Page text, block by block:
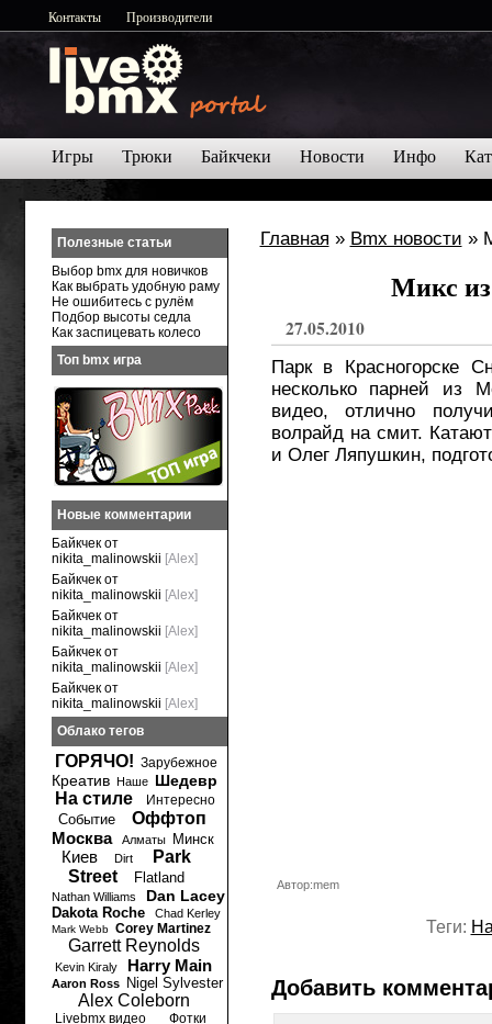
Контакты Производители
Игры Трюки Байкчеки Новости Инфо
Главная » Bmx новости »
Микс
27.05.2010
Парк в Красногорске
несколько парней из
видео, отлично
волрайд на смит.
и Олег Ляпушкин,
Автор:mem
Теги:
Добавить
Полезные статьи
Выбор bmx для новичков
Как выбрать удобную раму
Не ошибитесь с рулём
Подбор высоты седла
Как заспицевать колесо
Топ bmx игра
Новые комментарии
Байкчек от
nikita_malinowskii [Alex]
Байкчек от
nikita_malinowskii [Alex]
Байкчек от
nikita_malinowskii [Alex]
Байкчек от
nikita_malinowskii [Alex]
Байкчек от
nikita_malinowskii [Alex]
Облако тегов
ГОРЯЧО! Зарубежное
Креатив Наше Шедевр
На стиле Интересно
Событие
Оффтоп
Москва
Алматы Минск
Киев Dirt
Park
Street
Flatland
Nathan Williams Dan Lacey
Dakota Roche Chad Kerley
Mark Webb Corey Martinez
Garrett Reynolds
Kevin Kiraly Harry Main
Aaron Ross Nigel Sylvester
Alex Coleborn
Livebmx видео
Фотки